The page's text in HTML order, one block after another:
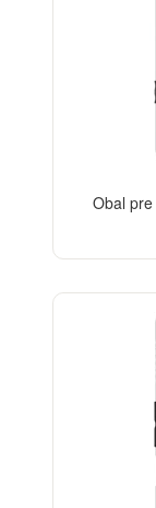
Obal